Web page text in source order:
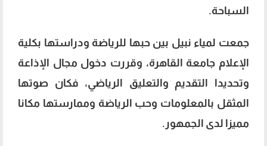
السباحة.
جمعت لمياء نبيل بين حبها للرياضة ودراستها بكلية
الإعلام جامعة القاهرة، وقررت دخول مجال الإذاعة
وتحديدا التقديم والتعليق الرياضي، فكان صوتها
المثقل بالمعلومات وحب الرياضة وممارستها مكانا
مميزا لدى الجمهور.